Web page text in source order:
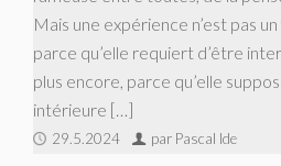
Mais une expérience n’est pas
parce qu’elle requiert d’être
plus encore, parce qu’elle
intérieure […]
29.5.2024 par Pascal Ide